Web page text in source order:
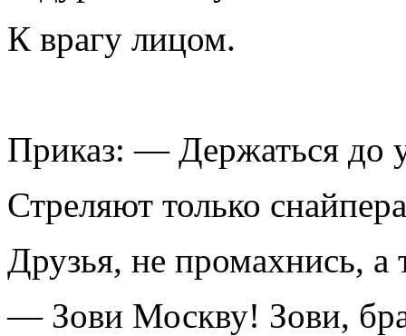
К врагу лицом.
Приказ: — Держаться до
Стреляют только
Друзья, не промахнись,
— Зови Москву! Зови,